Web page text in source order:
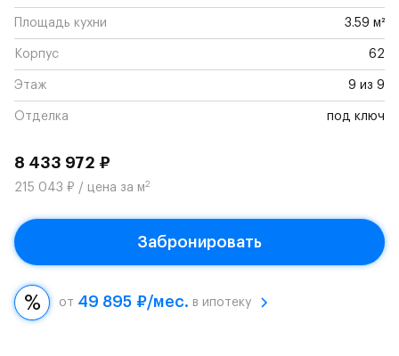
Площадь кухни 3.59 м²
Корпус 62
Этаж 9 из 9
Отделка под ключ
8 433 972 ₽
215 043 ₽ / цена за м2
Забронировать
от 49 895 ₽/мес. в ипотеку